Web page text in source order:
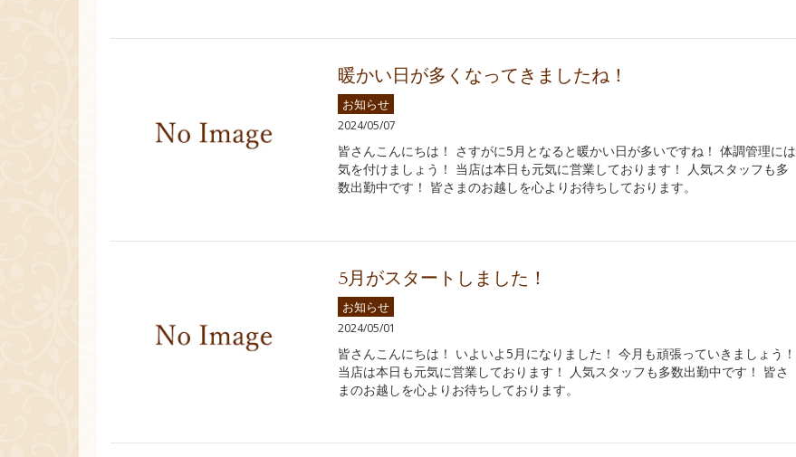
暖かい日が多くなってきましたね！
お知らせ
2024/05/07
皆さんこんにちは！ さすがに5月となると暖かい日が多いですね！ 体調管理には
気を付けましょう！ 当店は本日も元気に営業しております！ 人気スタッフも多
数出勤中です！ 皆さまのお越しを心よりお待ちしております。
5月がスタートしました！
お知らせ
2024/05/01
皆さんこんにちは！ いよいよ5月になりました！ 今月も頑張っていきましょう！
当店は本日も元気に営業しております！ 人気スタッフも多数出勤中です！ 皆さ
まのお越しを心よりお待ちしております。